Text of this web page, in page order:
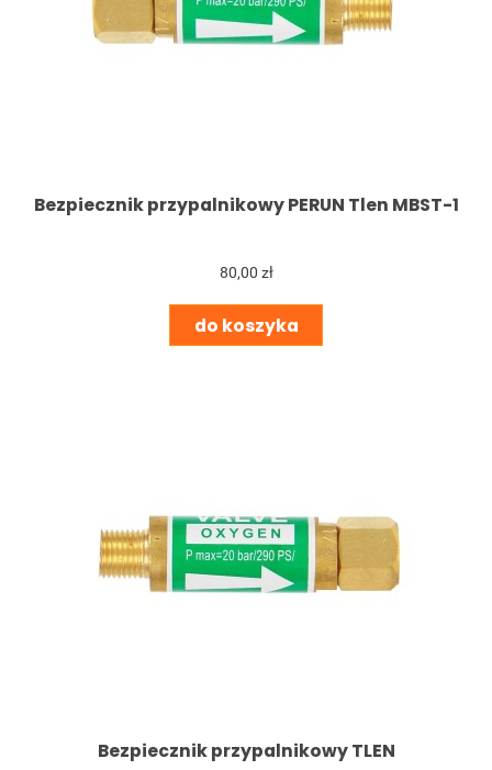
Bezpiecznik przypalnikowy PERUN Tlen MBST-1
80,00 zł
do koszyka
Bezpiecznik przypalnikowy TLEN